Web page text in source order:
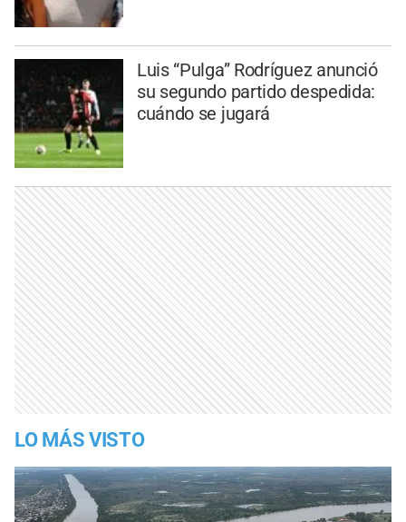
Luis “Pulga” Rodríguez anunció
su segundo partido despedida:
cuándo se jugará
LO MÁS VISTO